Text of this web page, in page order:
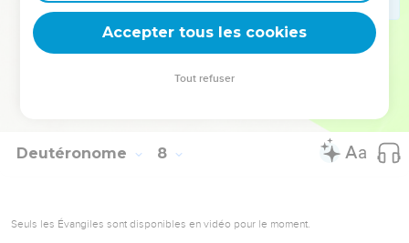
détruire complètement ces objets-là. Vous devez les rejeter
et les détester.
© Société biblique française – Bibli’O, 2000, avec autorisation. Pour vous procurer
Deutéronome 8
Seuls les Évangiles sont disponibles en vidéo pour le moment.
Accepter tous les cookies
Tout refuser